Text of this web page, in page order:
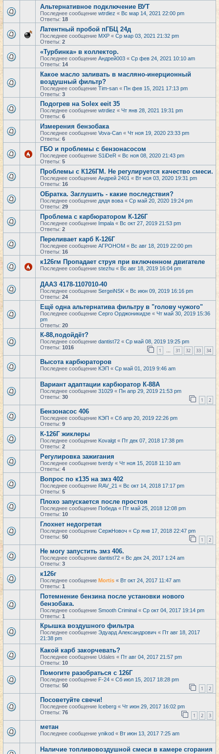
Альтернативное подключение ВУТ
Последнее сообщение wtrdiez « Вс мар 14, 2021 22:00 pm
Ответы: 18
Латентный пробой пГБЦ 24д
Последнее сообщение MXP « Ср мар 03, 2021 21:32 pm
Ответы: 2
«Турбинка» в коллектор.
Последнее сообщение Андрей003 « Ср фев 24, 2021 10:10 am
Ответы: 14
Какое масло заливать в масляно-инерционный
воздушный фильтр?
Последнее сообщение Tim-san « Пн фев 15, 2021 17:13 pm
Ответы: 3
Подогрев на Solex eeit 35
Последнее сообщение wtrdiez « Чт янв 28, 2021 19:31 pm
Ответы: 6
Измерения бензобака
Последнее сообщение Vova-Can « Чт ноя 19, 2020 23:33 pm
Ответы: 6
ГБО и проблемы с бензонасосом
Последнее сообщение S1iDeR « Вс ноя 08, 2020 21:43 pm
Ответы: 5
Проблемы с К126ГМ. Не регулируется качество смеси.
Последнее сообщение Андрей 2401 « Вт ноя 03, 2020 19:31 pm
Ответы: 16
ОБратка. Заглушить - какие последствия?
Последнее сообщение дядя вова « Ср май 20, 2020 19:24 pm
Ответы: 29
Проблема с карбюратором К-126Г
Последнее сообщение Impala « Вс окт 27, 2019 21:53 pm
Ответы: 2
Переливает карб К-126Г
Последнее сообщение АГРОНОМ « Вс авг 18, 2019 22:00 pm
Ответы: 16
к126гм Пропадает струя при включенном двигателе
Последнее сообщение stezhu « Вс авг 18, 2019 16:04 pm
ДААЗ 4178-1107010-40
Последнее сообщение SergeiNSK « Вс июн 09, 2019 16:16 pm
Ответы: 24
Ещё одна альтернатива фильтру в "голову чужого"
Последнее сообщение Серго Орджоникидзе « Чт май 30, 2019 15:36
pm
Ответы: 20
К-88,подойдёт?
Последнее сообщение dantist72 « Ср май 08, 2019 19:25 pm
Ответы: 1016 1 … 31 32 33 34
Высота карбюраторов
Последнее сообщение КЭП « Ср май 01, 2019 9:46 am
Вариант адаптации карбюратор К-88А
Последнее сообщение 31029 « Пн апр 29, 2019 21:53 pm
Ответы: 30 1 2
Бензонасос 406
Последнее сообщение КЭП « Сб апр 20, 2019 22:26 pm
Ответы: 9
К-126Г жиклеры
Последнее сообщение Kovalgt « Пт дек 07, 2018 17:38 pm
Ответы: 2
Регулировка зажигания
Последнее сообщение tverdy « Чт ноя 15, 2018 11:10 am
Ответы: 4
Вопрос по к135 на змз 402
Последнее сообщение RAV_21 « Вс окт 14, 2018 17:17 pm
Ответы: 5
Плохо запускается после простоя
Последнее сообщение Победа « Пт май 25, 2018 12:08 pm
Ответы: 10
Глохнет недогретая
Последнее сообщение СержНовоч « Ср янв 17, 2018 22:47 pm
Ответы: 50 1 2
Не могу запустить змз 406.
Последнее сообщение dantist72 « Вс дек 24, 2017 1:24 am
Ответы: 3
к126г
Последнее сообщение Mortis « Вт окт 24, 2017 11:47 am
Ответы: 1
Потемнение бензина после установки нового
бензобака.
Последнее сообщение Smooth Criminal « Ср окт 04, 2017 19:14 pm
Ответы: 1
Крышка воздушного фильтра
Последнее сообщение Эдуард Александрович « Пт авг 18, 2017
21:38 pm
Какой карб закорчевать?
Последнее сообщение Udales « Пт авг 04, 2017 21:57 pm
Ответы: 10
Помогите разобраться с 126Г
Последнее сообщение F-24 « Сб июл 15, 2017 18:28 pm
Ответы: 50 1 2
Посоветуйте свечи!
Последнее сообщение Iceberg « Чт июн 29, 2017 16:02 pm
Ответы: 76 1 2 3
метан
Последнее сообщение ynikod « Вт июн 13, 2017 7:25 am
Наличие топливовоздушной смеси в камере сгорания